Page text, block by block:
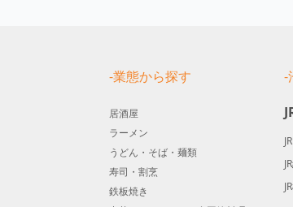
-業態から探す
居酒屋
ラーメン
うどん・そば・麺類
寿司・割烹
鉄板焼き
-